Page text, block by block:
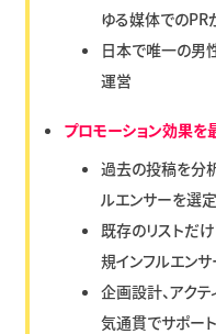
ゆる媒体でのPR
日本で唯一の男
運営
プロモーション効果を
過去の投稿を分
ルエンサーを選
既存のリストだ
規インフルエン
企画設計、アク
気通貫でサポート